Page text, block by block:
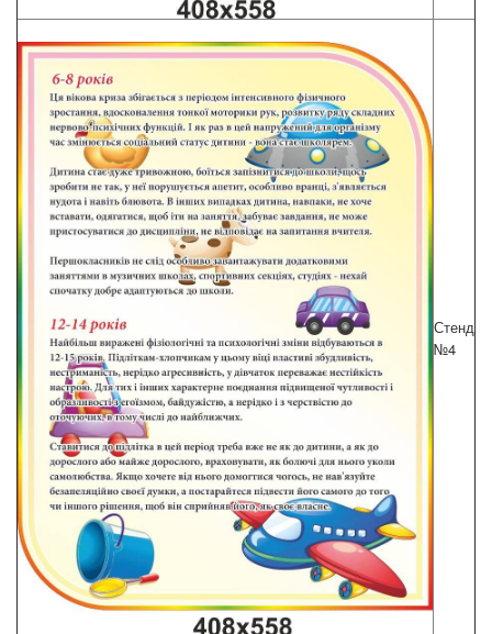
Стенд
№4